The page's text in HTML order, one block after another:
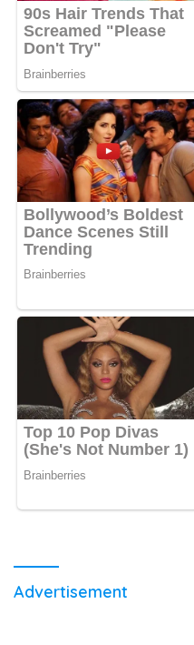
Advertisement